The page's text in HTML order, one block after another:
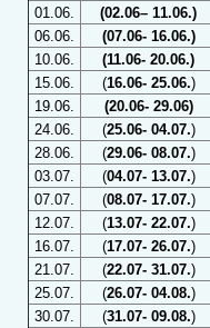
01.06. (02.06– 11.06.)
06.06. (07.06- 16.06.)
10.06. (11.06- 20.06.)
15.06. (16.06- 25.06.)
19.06. (20.06- 29.06)
24.06. (25.06- 04.07.)
28.06. (29.06- 08.07.)
03.07. (04.07- 13.07.)
07.07. (08.07- 17.07.)
12.07. (13.07- 22.07.)
16.07. (17.07- 26.07.)
21.07. (22.07- 31.07.)
25.07. (26.07- 04.08.)
30.07. (31.07- 09.08.)